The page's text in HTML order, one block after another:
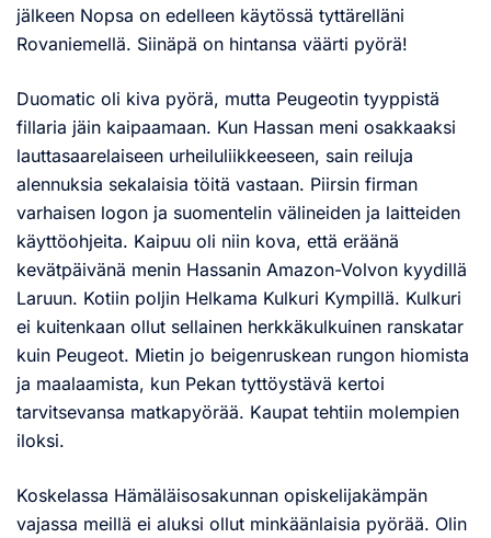
jälkeen Nopsa on edelleen käytössä tyttärelläni
Rovaniemellä. Siinäpä on hintansa väärti pyörä!
Duomatic oli kiva pyörä, mutta Peugeotin tyyppistä
fillaria jäin kaipaamaan. Kun Hassan meni osakkaaksi
lauttasaarelaiseen urheiluliikkeeseen, sain reiluja
alennuksia sekalaisia töitä vastaan. Piirsin firman
varhaisen logon ja suomentelin välineiden ja laitteiden
käyttöohjeita. Kaipuu oli niin kova, että eräänä
kevätpäivänä menin Hassanin Amazon-Volvon kyydillä
Laruun. Kotiin poljin Helkama Kulkuri Kympillä. Kulkuri
ei kuitenkaan ollut sellainen herkkäkulkuinen ranskatar
kuin Peugeot. Mietin jo beigenruskean rungon hiomista
ja maalaamista, kun Pekan tyttöystävä kertoi
tarvitsevansa matkapyörää. Kaupat tehtiin molempien
iloksi.
Koskelassa Hämäläisosakunnan opiskelijakämpän
vajassa meillä ei aluksi ollut minkäänlaisia pyörää. Olin